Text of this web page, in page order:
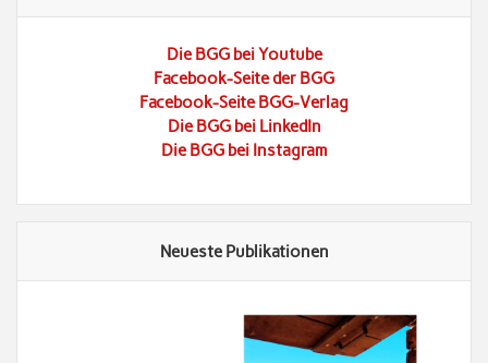
Die BGG bei Youtube
Facebook-Seite der BGG
Facebook-Seite BGG-Verlag
Die BGG bei LinkedIn
Die BGG bei Instagram
Neueste Publikationen